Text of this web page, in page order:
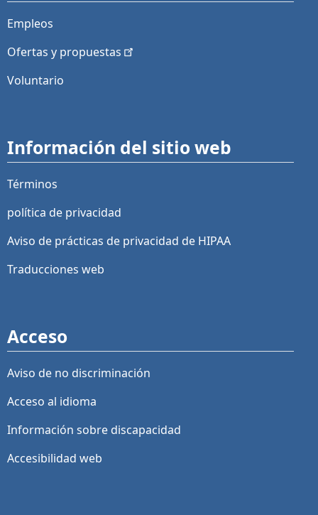
Empleos
Ofertas y propuestas
Voluntario
Información del sitio web
Términos
política de privacidad
Aviso de prácticas de privacidad de HIPAA
Traducciones web
Acceso
Aviso de no discriminación
Acceso al idioma
Información sobre discapacidad
Accesibilidad web